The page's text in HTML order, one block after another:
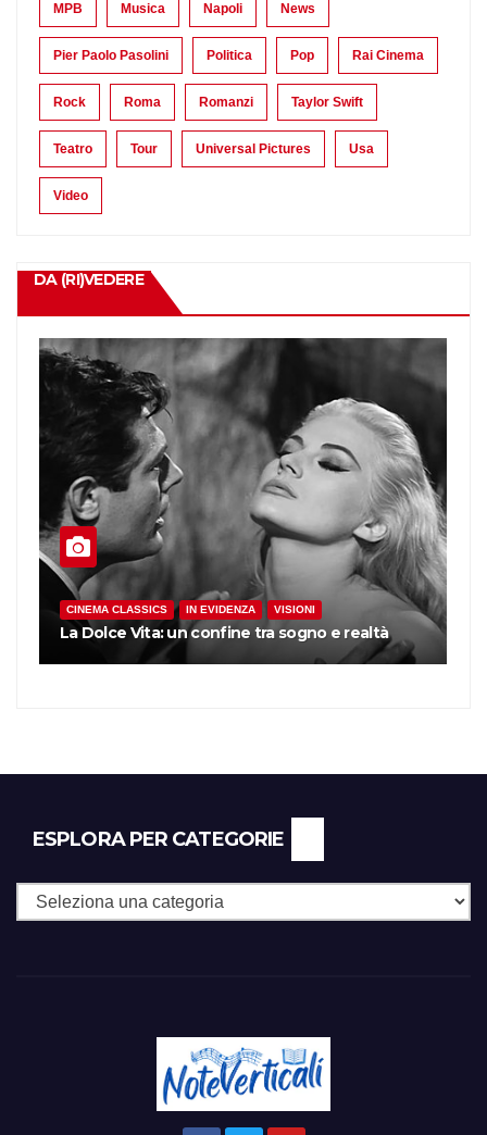
MPB Musica Napoli News
Pier Paolo Pasolini Politica Pop Rai Cinema
Rock Roma Romanzi Taylor Swift
Teatro Tour Universal Pictures Usa
Video
DA (RI)VEDERE
CINEMA CLASSICS IN EVIDENZA VISIONI
La Dolce Vita: un confine tra sogno e realtà
ESPLORA PER CATEGORIE
Esplora